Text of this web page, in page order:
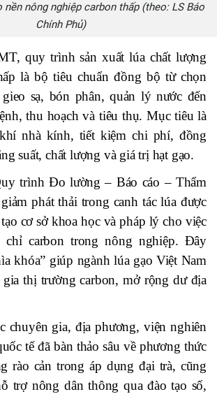
nông nghiệp carbon thấp (theo: LS Báo
Chính Phủ)
quy trình sản xuất lúa chất lượng
là bộ tiêu chuẩn đồng bộ từ chọn
sạ, bón phân, quản lý nước đến
thu hoạch và tiêu thụ. Mục tiêu là
nhà kính, tiết kiệm chi phí, đồng
suất, chất lượng và giá trị hạt gạo.
trình Đo lường – Báo cáo – Thẩm
phát thải trong canh tác lúa được
cơ sở khoa học và pháp lý cho việc
chỉ carbon trong nông nghiệp. Đây
khóa” giúp ngành lúa gạo Việt Nam
thị trường carbon, mở rộng dư địa
chuyên gia, địa phương, viện nghiên
tế đã bàn thảo sâu về phương thức
rào cản trong áp dụng đại trà, cũng
trợ nông dân thông qua đào tạo số,